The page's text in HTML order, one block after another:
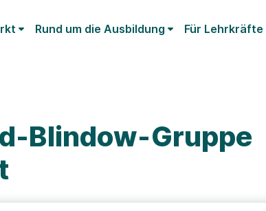
Rund um die Ausbildung Für Lehrkräfte
Blindow-Gruppe